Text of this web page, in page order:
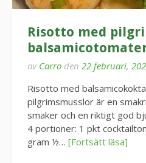
Risotto med
av Carro den 22 februari,
Risotto med
pilgrimsmusslor är en
smaker och en riktigt god
4 portioner: 1 pkt
gram ½… [Fortsätt läsa]